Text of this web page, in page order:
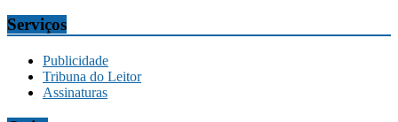
Serviços
Publicidade
Tribuna do Leitor
Assinaturas